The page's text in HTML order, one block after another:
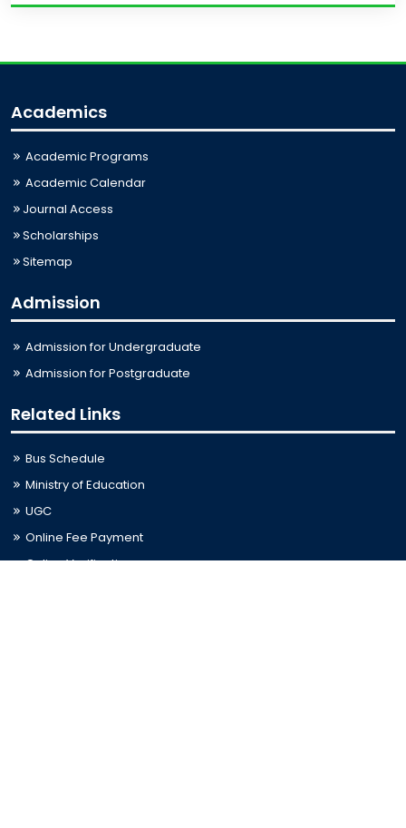
Academics
Academic Programs
Academic Calendar
Journal Access
Scholarships
Sitemap
Admission
Admission for Undergraduate
Admission for Postgraduate
Related Links
Bus Schedule
Ministry of Education
UGC
Online Fee Payment
Online Verification